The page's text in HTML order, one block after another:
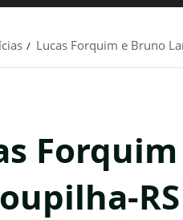
Lucas Forquim e Bruno
RS